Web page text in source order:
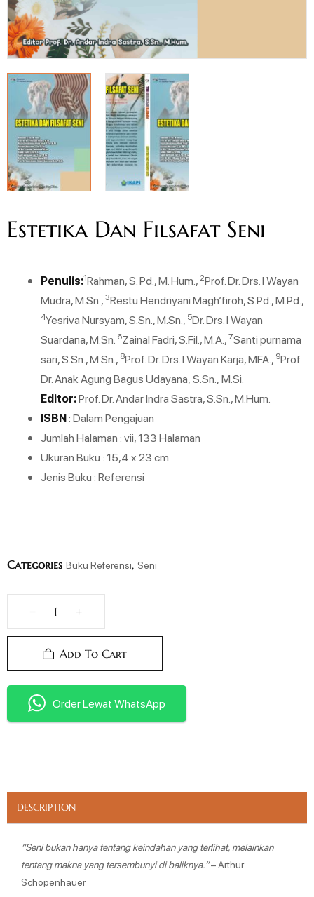
Estetika Dan Filsafat Seni
Penulis:1Rahman, S. Pd., M. Hum., 2Prof. Dr. Drs. I Wayan
Mudra, M.Sn.,3Restu Hendriyani Magh’firoh, S.Pd., M.Pd.,
4Yesriva Nursyam, S.Sn., M.Sn., 5Dr. Drs. I Wayan
Suardana, M.Sn. 6Zainal Fadri, S.Fil., M.A.,7Santi purnama
sari, S.Sn., M.Sn., 8Prof. Dr. Drs. I Wayan Karja, MFA., 9Prof.
Dr. Anak Agung Bagus Udayana, S.Sn., M.Si.
Editor:Prof. Dr. Andar Indra Sastra, S.Sn., M.Hum.
ISBN: Dalam Pengajuan
Jumlah Halaman : vii, 133 Halaman
Ukuran Buku : 15,4 x 23 cm
Jenis Buku : Referensi
Categories Buku Referensi, Seni
Add To Cart
Order Lewat WhatsApp
DESCRIPTION
“Seni bukan hanya tentang keindahan yang terlihat, melainkan
tentang makna yang tersembunyi di baliknya.”– Arthur
Schopenhauer